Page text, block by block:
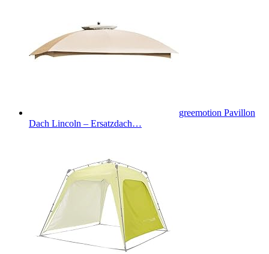
greemotion Pavillon
Dach Lincoln – Ersatzdach…